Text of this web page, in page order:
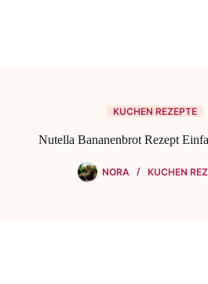
KUCHEN REZEPTE
Nutella Bananenbrot Rezept
NORA KUCHEN